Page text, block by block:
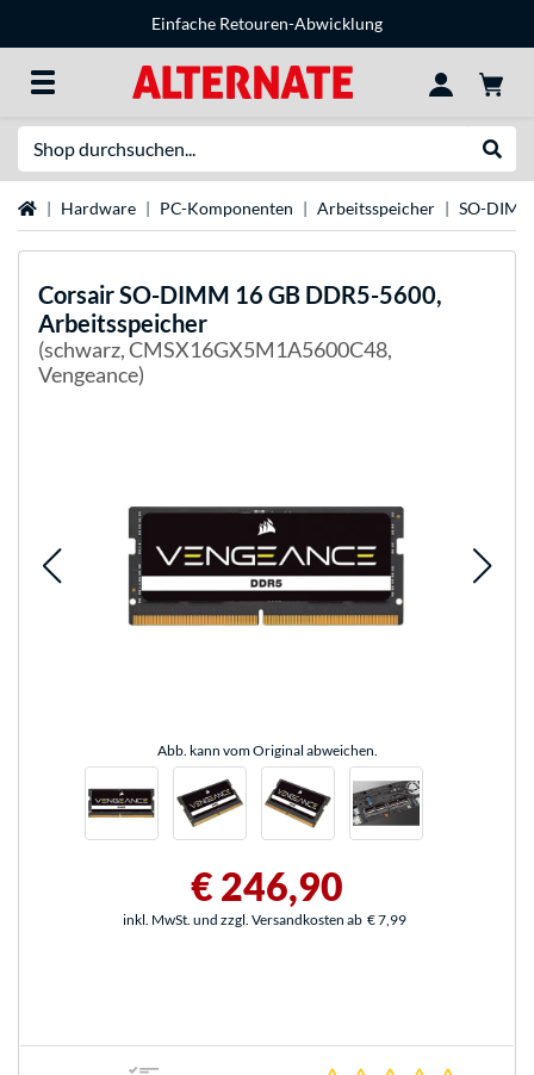
Einfache Retouren-Abwicklung
StartseiteHardware PC-Komponenten Arbeitsspeicher SO-DIMM
CorsairSO-DIMM 16 GB DDR5-5600,
Arbeitsspeicher
(schwarz, CMSX16GX5M1A5600C48,
Vengeance)
Abb. kann vom Original abweichen.
€ 246,90
inkl. MwSt. und zzgl. Versandkosten ab € 7,99